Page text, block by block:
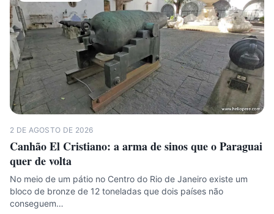
2 DE AGOSTO DE 2026
Canhão El Cristiano: a arma de sinos que o Paraguai
quer de volta
No meio de um pátio no Centro do Rio de Janeiro existe um
bloco de bronze de 12 toneladas que dois países não
conseguem…